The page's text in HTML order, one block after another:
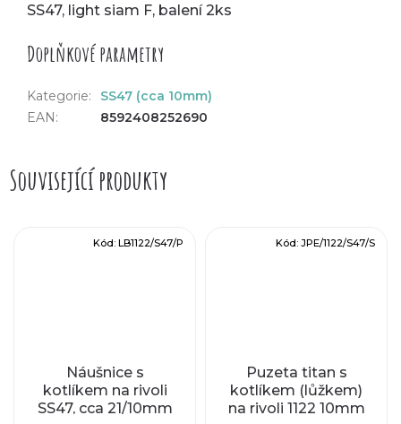
SS47, light siam F, balení 2ks
Doplňkové parametry
Kategorie:
SS47 (cca 10mm)
EAN: 8592408252690
Související produkty
Náušnice s
kotlíkem na rivoli
SS47, cca 21/10mm
Kód: LB1122/S47/P
Puzeta titan s
kotlíkem (lůžkem)
na rivoli 1122 10mm
Kód: JPE/1122/S47/S